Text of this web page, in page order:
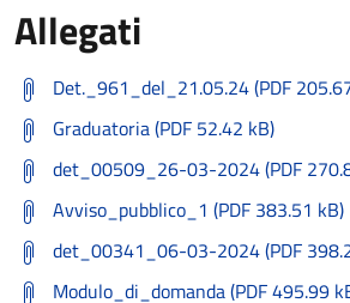
Allegati
Det._961_del_21.05.24 (PDF
Graduatoria (PDF 52.42 kB)
det_00509_26-03-2024 (PDF
Avviso_pubblico_1 (PDF 383.51 kB)
det_00341_06-03-2024 (PDF
Modulo_di_domanda (PDF 495.99